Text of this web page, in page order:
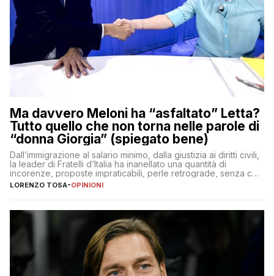
Ma davvero Meloni ha “asfaltato” Letta?
Tutto quello che non torna nelle parole di
“donna Giorgia” (spiegato bene)
Dall’immigrazione al salario minimo, dalla giustizia ai diritti civili,
la leader di Fratelli d’Italia ha inanellato una quantità di
incorenze, proposte impraticabili, perle retrograde, senza che
nessuno – a destra come a sinistra – glielo abbia fatto notare
LORENZO TOSA-OPINIONI